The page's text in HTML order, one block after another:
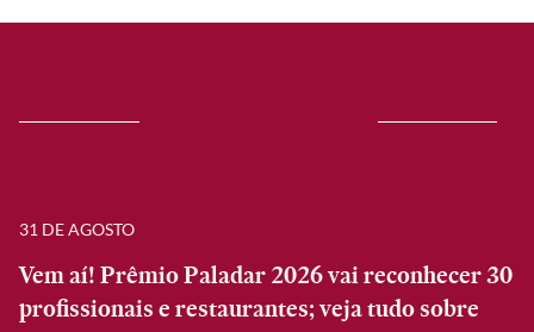
31 DE AGOSTO
Vem aí! Prêmio Paladar 2026 vai reconhecer 30
profissionais e restaurantes; veja tudo sobre